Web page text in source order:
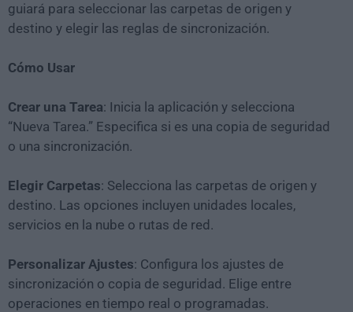
guiará para seleccionar las carpetas de origen y
destino y elegir las reglas de sincronización.
Cómo Usar
Crear una Tarea: Inicia la aplicación y selecciona
“Nueva Tarea.” Especifica si es una copia de seguridad
o una sincronización.
Elegir Carpetas: Selecciona las carpetas de origen y
destino. Las opciones incluyen unidades locales,
servicios en la nube o rutas de red.
Personalizar Ajustes: Configura los ajustes de
sincronización o copia de seguridad. Elige entre
operaciones en tiempo real o programadas.